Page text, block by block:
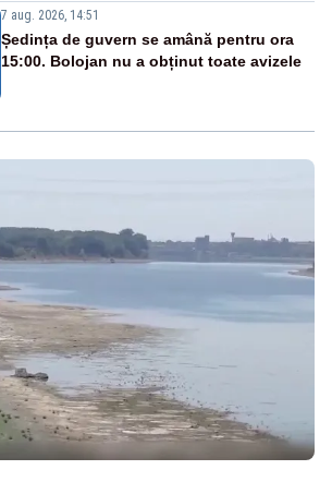
7 aug. 2026, 14:51
Ședința de guvern se amână pentru ora
15:00. Bolojan nu a obținut toate avizele